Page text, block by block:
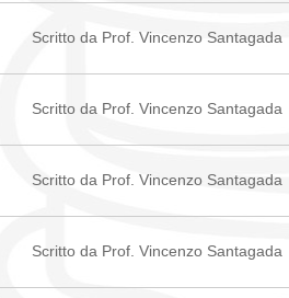
Scritto da Prof. Vincenzo Santagada
Scritto da Prof. Vincenzo Santagada
Scritto da Prof. Vincenzo Santagada
Scritto da Prof. Vincenzo Santagada